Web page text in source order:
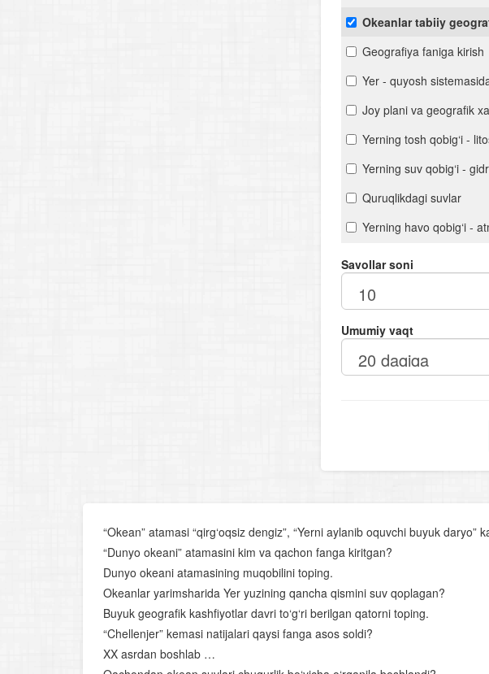
Okeanlar tabiiy
Geografiya faniga kirish
Yer - quyosh
Joy plani va geografik
Yerning tosh qobig‘i -
Yerning suv qobig‘i -
Quruqlikdagi suvlar
Yerning havo qobig‘i -
Biosfera - hayot qobig‘i
Materik va okeanlar
Materiklar tabiiy
Avstraliya va Okeaniya
Antarktida
Geografik xaritalar,
O‘rta Osiyo iqlimi
O‘rta Osiyo suvlari
O‘rta Osiyo tuproqlari,
Savollar soni
Umumiy vaqt
“Okean” atamasi “qirg‘oqsiz dengiz”, “Yerni aylanib oquvchi buyuk
“Dunyo okeani” atamasini kim va qachon fanga kiritgan?
Dunyo okeani atamasining muqobilini toping.
Okeanlar yarimsharida Yer yuzining qancha qismini suv qoplagan?
Buyuk geografik kashfiyotlar davri to‘g‘ri berilgan qatorni toping.
“Chellenjer” kemasi natijalari qaysi fanga asos soldi?
XX asrdan boshlab …